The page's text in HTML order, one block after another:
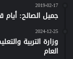
2019-02-17
جميل الصالح:
2024-12-25
وزارة التربية
العام